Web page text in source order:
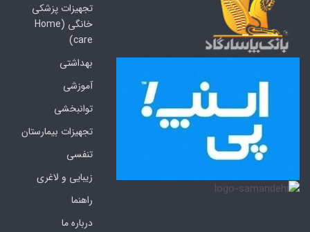
تجهیزات پزشکی
خانگی (Home
care)
بهداشتی
آموزشی
توانبخشی
تجهیزات بیمارستان
تنفسی
زیبایی و لاغری
راهنما
درباره ما